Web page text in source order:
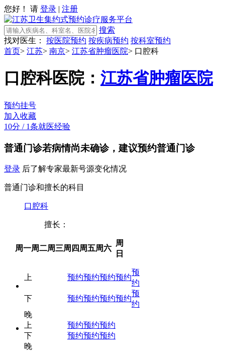
您好！ 请 登录 | 注册
搜索
找对医生：
按医院预约 按疾病预约 按科室预约
首页> 江苏> 南京> 江苏省肿瘤医院> 口腔科
口腔科医院： 江苏省肿瘤医院
预约挂号
加入收藏
10分 / 1条就医经验
普通门诊若病情尚未确诊，建议预约普通门诊
登录 后了解专家最新号源变化情况
普通门诊和擅长的科目
口腔科
擅长：
周一周二周三周四 周五周六
周
日
上 预约预约预约预约
预
约
下
预约预约预约预约
预
约
晚
上
预约预约预约
下
预约预约预约
晚